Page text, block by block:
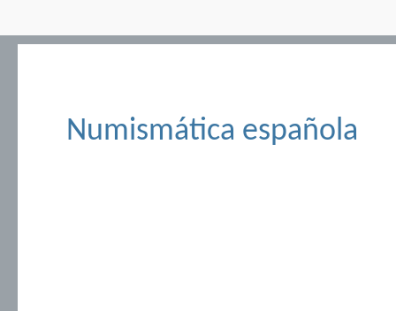
Numismática española